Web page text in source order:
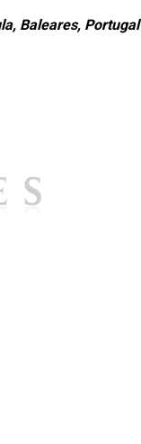
Baleares,